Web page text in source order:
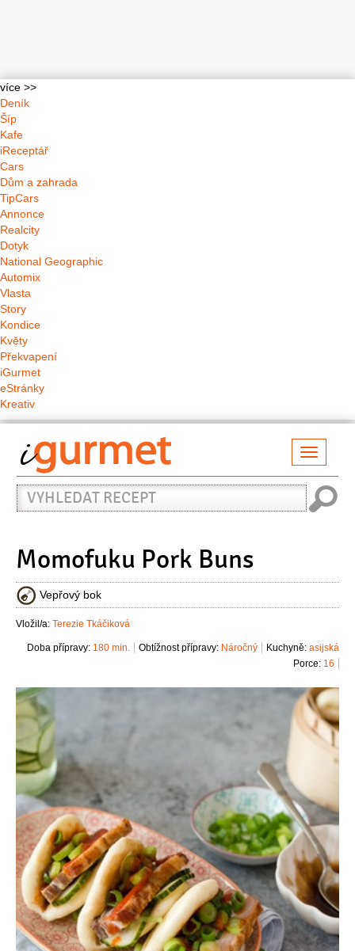
více >>
Deník
Šíp
Kafe
iReceptář
Cars
Dům a zahrada
TipCars
Annonce
Realcity
Dotyk
National Geographic
Automix
Vlasta
Story
Kondice
Květy
Překvapení
iGurmet
eStránky
Kreativ
Vyhledat
recept
Momofuku Pork Buns
Vepřový bok
Vložil/a: Terezie Tkáčiková
Kuchyně: asijská
Obtížnost přípravy: Náročný
Doba přípravy: 180 min.
Porce: 16